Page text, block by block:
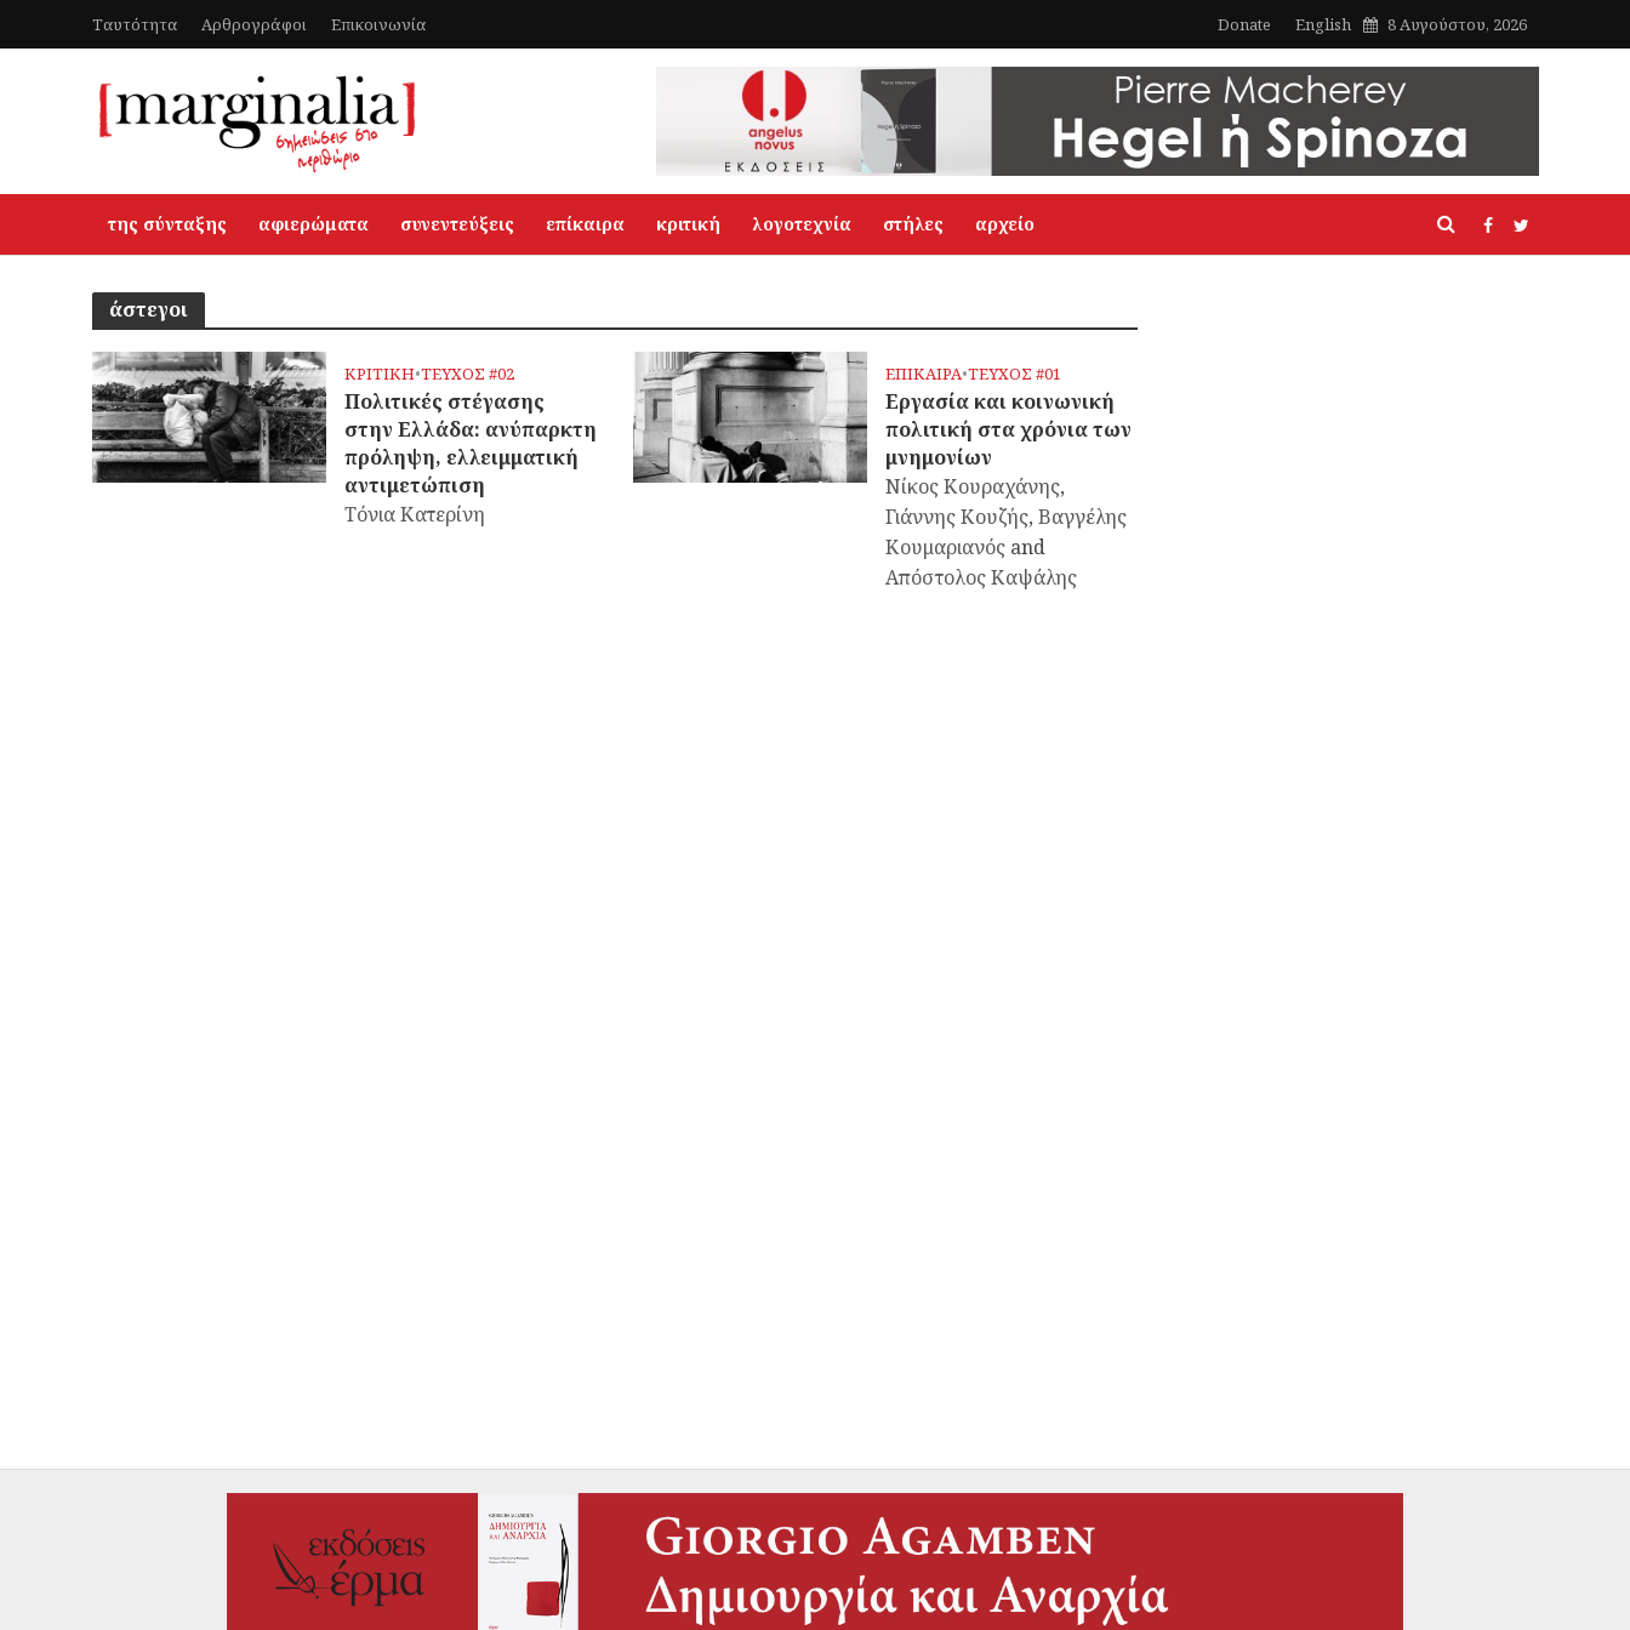
Ταυτότητα Αρθρογράφοι Επικοινωνία Donate English 8 Αυγούστου, 2026
της σύνταξης αφιερώματα συνεντεύξεις επίκαιρα κριτική λογοτεχνία στήλες αρχείο
άστεγοι
ΚΡΙΤΙΚΗ•ΤΕΥΧΟΣ #02
Πολιτικές στέγασης
στην Ελλάδα: ανύπαρκτη
πρόληψη, ελλειμματική
αντιμετώπιση
Τόνια Κατερίνη
ΕΠΙΚΑΙΡΑ•ΤΕΥΧΟΣ #01
Εργασία και κοινωνική
πολιτική στα χρόνια των
μνημονίων
Νίκος Κουραχάνης,
Γιάννης Κουζής,Βαγγέλης
Κουμαριανός and
Απόστολος Καψάλης